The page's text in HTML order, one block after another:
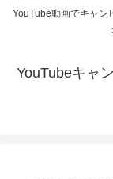
YouTube動画でキャン
YouTubeキャ